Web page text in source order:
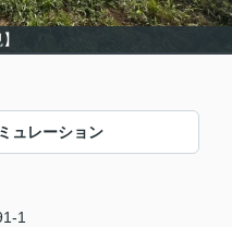
ュレーション
1